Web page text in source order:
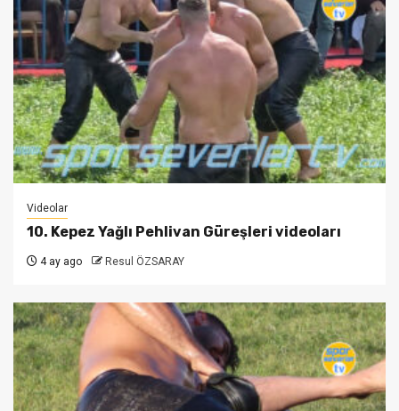
Videolar
10. Kepez Yağlı Pehlivan Güreşleri videoları
4 ay ago Resul ÖZSARAY